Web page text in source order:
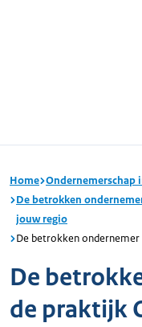
Home Ondernemerschap
De betrokken
jouw regio
De betrokken ondernemer
De
de praktijk